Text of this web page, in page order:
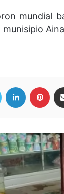
mundial
munisipio